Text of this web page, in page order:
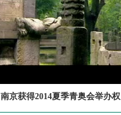
南京获得2014夏季青奥会举办权